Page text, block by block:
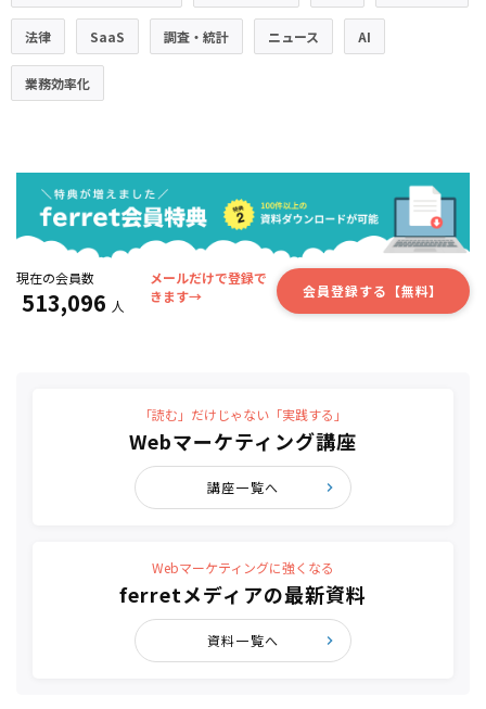
法律 SaaS 調査・統計 ニュース AI
業務効率化
現在の会員数
513,096 人
メールだけで登録で
きます→
会員登録する【無料】
「読む」だけじゃない「実践する」
Webマーケティング講座
講座一覧へ
Webマーケティングに強くなる
ferretメディアの最新資料
資料一覧へ